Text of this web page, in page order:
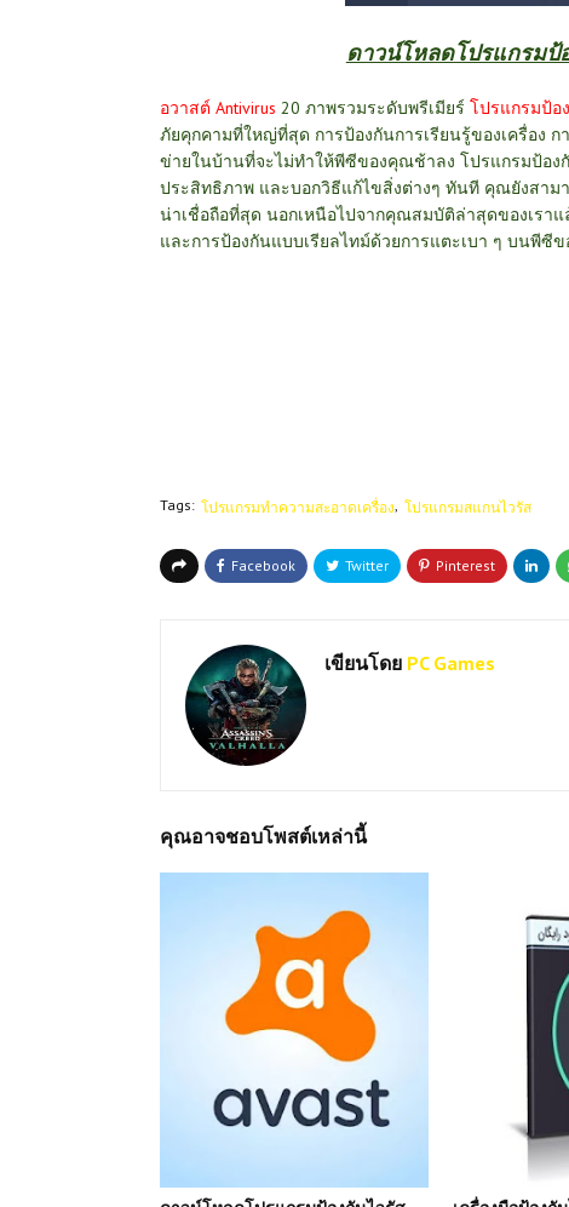
ดาวน์โหลดโปรแกรมป้
อวาสต์ Antivirus 20 ภาพรวมระดับพรีเมียร์ โปรแกรมป้อ
ภัยคุกคามที่ใหญ่ที่สุด การป้องกันการเรียนรู้ของเครื่อง
ข่ายในบ้านที่จะไม่ทำให้พีซีของคุณช้าลง โปรแกรมป้อ
ประสิทธิภาพ และบอกวิธีแก้ไขสิ่งต่างๆ ทันที คุณยังสาม
น่าเชื่อถือที่สุด นอกเหนือไปจากคุณสมบัติล่าสุดของเรา
และการป้องกันแบบเรียลไทม์ด้วยการแตะเบา ๆ บนพี
Tags: โปรแกรมทำความสะอาดเครื่อง โปรแกรมสแกนไวรัส
เขียนโดย PC Games
คุณอาจชอบโพสต์เหล่านี้